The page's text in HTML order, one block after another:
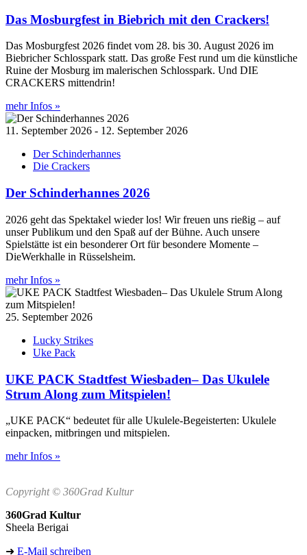
Das Mosburgfest in Biebrich mit den Crackers!
Das Mosburgfest 2026 findet vom 28. bis 30. August 2026 im
Biebricher Schlosspark statt. Das große Fest rund um die künstliche
Ruine der Mosburg im malerischen Schlosspark. Und DIE
CRACKERS mittendrin!
mehr Infos »
11. September 2026 - 12. September 2026
Der Schinderhannes
Die Crackers
Der Schinderhannes 2026
2026 geht das Spektakel wieder los! Wir freuen uns rießig – auf
unser Publikum und den Spaß auf der Bühne. Auch unsere
Spielstätte ist ein besonderer Ort für besondere Momente –
DieWerkhalle in Rüsselsheim.
mehr Infos »
25. September 2026
Lucky Strikes
Uke Pack
UKE PACK Stadtfest Wiesbaden– Das Ukulele
Strum Along zum Mitspielen!
„UKE PACK“ bedeutet für alle Ukulele-Begeisterten: Ukulele
einpacken, mitbringen und mitspielen.
mehr Infos »
Copyright © 360Grad Kultur
360Grad Kultur
Sheela Berigai
➜ E-Mail schreiben